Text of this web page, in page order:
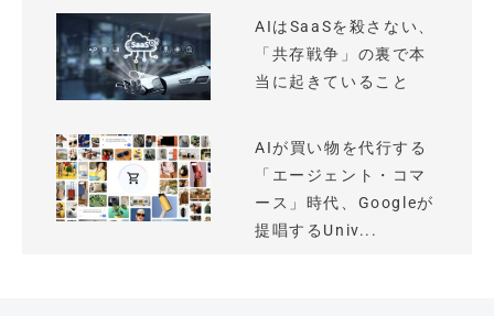
AIはSaaSを殺さない、
「共存戦争」の裏で本
当に起きていること
AIが買い物を代行する
「エージェント・コマ
ース」時代、Googleが
提唱するUniv...